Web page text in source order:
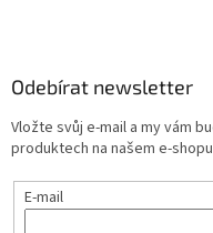
Odebírat newsletter
Vložte svůj e-mail a my vám
produktech na našem e-
E-mail